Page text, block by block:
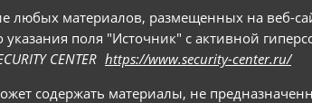
любых материалов, размещенных на веб-
указания поля "Источник" с активной
CENTER https://www.security-center.ru/
содержать материалы, не